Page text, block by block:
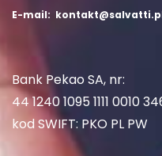
E-mail:
Bank Pekao SA, nr:
44 1240 1095 1111 0010
kod SWIFT: PKO PL PW